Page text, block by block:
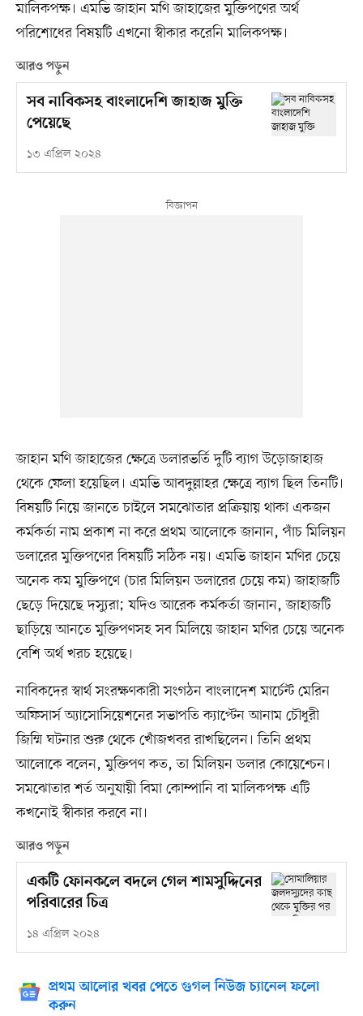
মালিকপক্ষ। এমভি জাহান মণি জাহাজের মুক্তিপণের অর্থ
পরিশোধের বিষয়টি এখনো স্বীকার করেনি মালিকপক্ষ।
আরও পড়ুন
সব নাবিকসহ বাংলাদেশি জাহাজ মুক্তি
পেয়েছে
১৩ এপ্রিল ২০২৪
জাহান মণি জাহাজের ক্ষেত্রে ডলারভর্তি দুটি ব্যাগ উড়োজাহাজ
থেকে ফেলা হয়েছিল। এমভি আবদুল্লাহর ক্ষেত্রে ব্যাগ ছিল তিনটি।
বিষয়টি নিয়ে জানতে চাইলে সমঝোতার প্রক্রিয়ায় থাকা একজন
কর্মকর্তা নাম প্রকাশ না করে প্রথম আলোকে জানান, পাঁচ মিলিয়ন
ডলারের মুক্তিপণের বিষয়টি সঠিক নয়। এমভি জাহান মণির চেয়ে
অনেক কম মুক্তিপণে (চার মিলিয়ন ডলারের চেয়ে কম) জাহাজটি
ছেড়ে দিয়েছে দস্যুরা; যদিও আরেক কর্মকর্তা জানান, জাহাজটি
ছাড়িয়ে আনতে মুক্তিপণসহ সব মিলিয়ে জাহান মণির চেয়ে অনেক
বেশি অর্থ খরচ হয়েছে।
নাবিকদের স্বার্থ সংরক্ষণকারী সংগঠন বাংলাদেশ মার্চেন্ট মেরিন
অফিসার্স অ্যাসোসিয়েশনের সভাপতি ক্যাপ্টেন আনাম চৌধুরী
জিম্মি ঘটনার শুরু থেকে খোঁজখবর রাখছিলেন। তিনি প্রথম
আলোকে বলেন, মুক্তিপণ কত, তা মিলিয়ন ডলার কোয়েশ্চেন।
সমঝোতার শর্ত অনুযায়ী বিমা কোম্পানি বা মালিকপক্ষ এটি
কখনোই স্বীকার করবে না।
আরও পড়ুন
একটি ফোনকলে বদলে গেল শামসুদ্দিনের
পরিবারের চিত্র
১৪ এপ্রিল ২০২৪
প্রথম আলোর খবর পেতে গুগল নিউজ চ্যানেল ফলো
করুন